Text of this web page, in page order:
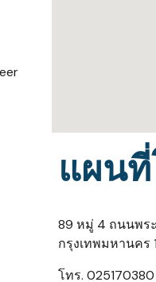
แผนที่
89 หมู่ 4 ถนนพร
กรุงเทพมหานคร
โทร.